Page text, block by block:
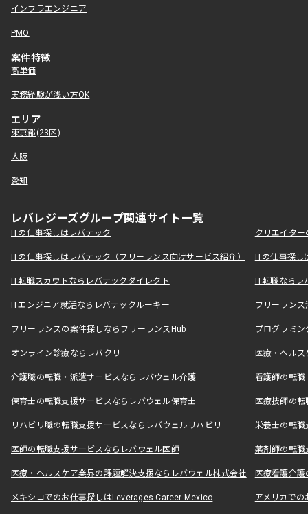
インフラエンジニア
PMO
案件特徴
高単価
実務経験が浅い方OK
エリア
東京都(23区)
大阪
愛知
レバレジーズグループ関連サイト一覧
ITの仕事探しはレバテック クリエイタ
ITの仕事探しはレバテック（フリーランス向けサービス紹介） ITの仕事探
IT転職スカウトならレバテックダイレクト IT転職なら
ITエンジニア就活ならレバテックルーキー フリーラン
フリーランスの案件探しならフリーランスHub プログラミ
オンライン診療ならレバクリ 医療・ヘル
介護職の転職・派遣サービスならレバウェル介護 看護師の転
保育士の転職支援サービスならレバウェル保育士 医療技師の
リハビリ職の転職支援サービスならレバウェルリハビリ 栄養士の転
医師の転職支援サービスならレバウェル医師 薬剤師の転
医療・ヘルスケア業界の課題解決支援ならレバウェル株式会社 医療看護介
メキシコでのお仕事探しはLeverages Career Mexico アメリカで